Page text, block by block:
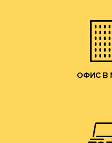
ОФИС В
ОФИС В
Мы приглашаем